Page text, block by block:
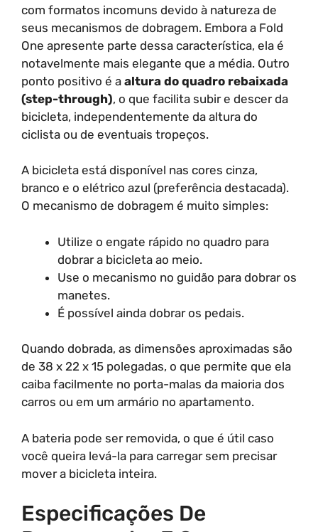
com formatos incomuns devido à natureza de
seus mecanismos de dobragem. Embora a Fold
One apresente parte dessa característica, ela é
notavelmente mais elegante que a média. Outro
ponto positivo é a altura do quadro rebaixada
(step-through), o que facilita subir e descer da
bicicleta, independentemente da altura do
ciclista ou de eventuais tropeços.
A bicicleta está disponível nas cores cinza,
branco e o elétrico azul (preferência destacada).
O mecanismo de dobragem é muito simples:
Utilize o engate rápido no quadro para
dobrar a bicicleta ao meio.
Use o mecanismo no guidão para dobrar os
manetes.
É possível ainda dobrar os pedais.
Quando dobrada, as dimensões aproximadas são
de 38 x 22 x 15 polegadas, o que permite que ela
caiba facilmente no porta-malas da maioria dos
carros ou em um armário no apartamento.
A bateria pode ser removida, o que é útil caso
você queira levá-la para carregar sem precisar
mover a bicicleta inteira.
Especificações De